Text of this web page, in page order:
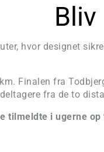
hvor designet
Finalen fra
fra de to
tilmeldte i ugerne